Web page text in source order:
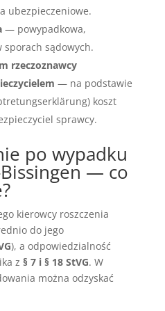
ubezpieczeniowe.
— powypadkowa,
sporach sądowych.
rzeczoznawcy
— na podstawie
koszt
sprawcy.
po wypadku
— co
kierowcy roszczenia
do jego
), a odpowiedzialność
z § 7 i § 18 StVG. W
można odzyskać